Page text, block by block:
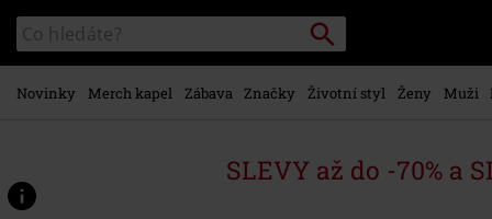
hlavnímu
obsahu
Katalog
vyhledávání
Vyhledávání
Novinky Merch kapel Zábava Značky Životní styl Ženy Muži
SLEVY až do -70% a